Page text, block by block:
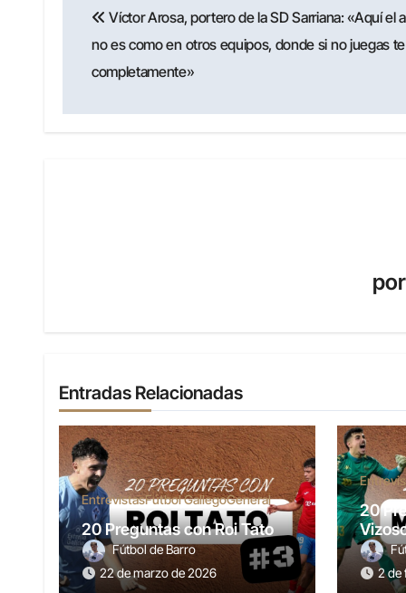
de
entradas
Víctor Arosa, portero de la SD Sarriana: «Aquí el
no es como en otros equipos, donde si no juegas
completamente»
por
Entradas Relacionadas
EntrevistasFútbol GallegoGeneral
20 Preguntas con Roi Tato
Fútbol de Barro
22 de marzo de 2026
20
2 de